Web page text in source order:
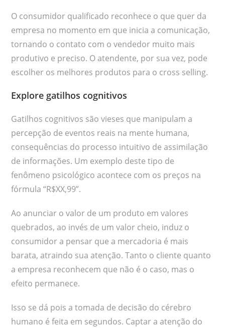
O consumidor qualificado reconhece o que quer da
empresa no momento em que inicia a comunicação,
tornando o contato com o vendedor muito mais
produtivo e preciso. O atendente, por sua vez, pode
escolher os melhores produtos para o cross selling.
Explore gatilhos cognitivos
Gatilhos cognitivos são vieses que manipulam a
percepção de eventos reais na mente humana,
consequências do processo intuitivo de assimilação
de informações. Um exemplo deste tipo de
fenômeno psicológico acontece com os preços na
fórmula “R$XX,99”.
Ao anunciar o valor de um produto em valores
quebrados, ao invés de um valor cheio, induz o
consumidor a pensar que a mercadoria é mais
barata, atraindo sua atenção. Tanto o cliente quanto
a empresa reconhecem que não é o caso, mas o
efeito permanece.
Isso se dá pois a tomada de decisão do cérebro
humano é feita em segundos. Captar a atenção do